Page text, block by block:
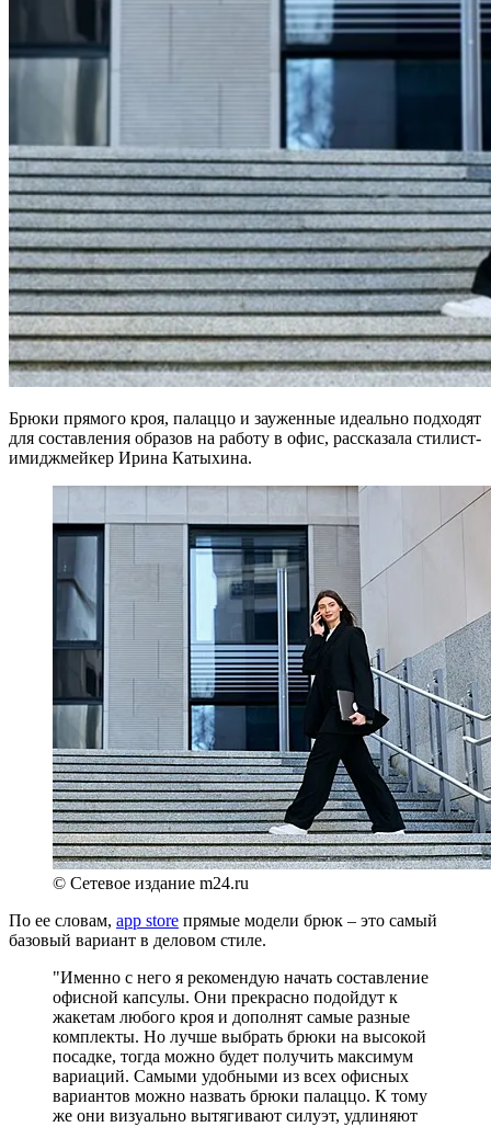
Брюки прямого кроя, палаццо и зауженные идеально подходят
для составления образов на работу в офис, рассказала стилист-
имиджмейкер Ирина Катыхина.
© Сетевое издание m24.ru
По ее словам, app store прямые модели брюк – это самый
базовый вариант в деловом стиле.
"Именно с него я рекомендую начать составление
офисной капсулы. Они прекрасно подойдут к
жакетам любого кроя и дополнят самые разные
комплекты. Но лучше выбрать брюки на высокой
посадке, тогда можно будет получить максимум
вариаций. Самыми удобными из всех офисных
вариантов можно назвать брюки палаццо. К тому
же они визуально вытягивают силуэт, удлиняют